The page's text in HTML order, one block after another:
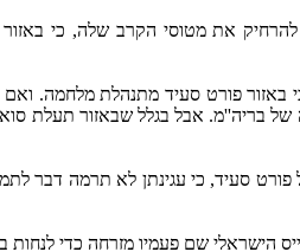
את מטוסי הקרב שלה, כי
פורט סעיד מתנהלת מלחמה.
פורט סעיד, כי עגינתן לא תרמה
שם פעמיו מזרחה כדי